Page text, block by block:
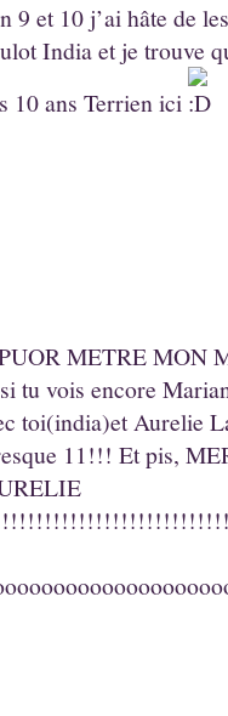
9 et 10 j’ai hâte de
India et je trouve
10 ans Terrien ici
METRE MON
tu vois encore
toi(india)et Aurelie
11!!! Et pis,